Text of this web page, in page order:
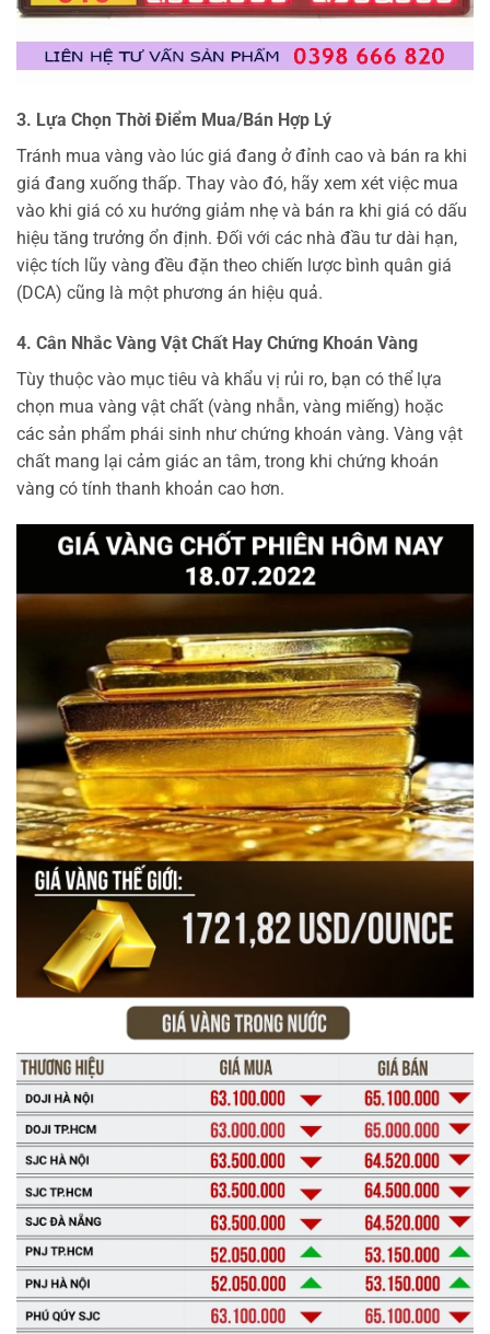
3. Lựa Chọn Thời Điểm Mua/Bán Hợp Lý
Tránh mua vàng vào lúc giá đang ở đỉnh cao và bán ra khi
giá đang xuống thấp. Thay vào đó, hãy xem xét việc mua
vào khi giá có xu hướng giảm nhẹ và bán ra khi giá có dấu
hiệu tăng trưởng ổn định. Đối với các nhà đầu tư dài hạn,
việc tích lũy vàng đều đặn theo chiến lược bình quân giá
(DCA) cũng là một phương án hiệu quả.
4. Cân Nhắc Vàng Vật Chất Hay Chứng Khoán Vàng
Tùy thuộc vào mục tiêu và khẩu vị rủi ro, bạn có thể lựa
chọn mua vàng vật chất (vàng nhẫn, vàng miếng) hoặc
các sản phẩm phái sinh như chứng khoán vàng. Vàng vật
chất mang lại cảm giác an tâm, trong khi chứng khoán
vàng có tính thanh khoản cao hơn.